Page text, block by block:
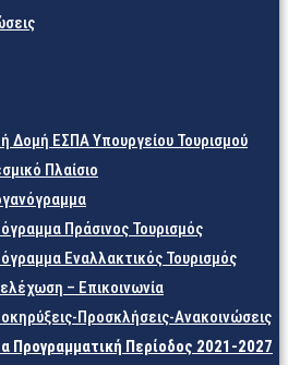
Δομή ΕΣΠΑ Υπουργείου Τουρισμού
Πλαίσιο
Πράσινος Τουρισμός
Εναλλακτικός Τουρισμός
– Επικοινωνία
Προσκλήσεις-Ανακοινώσεις
Προγραμματική Περίοδος 2021-2027